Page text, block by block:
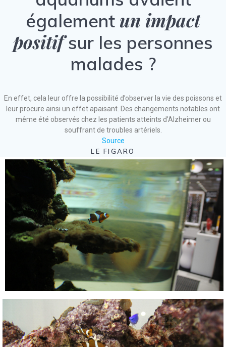
également un impact
positifsur les personnes
malades ?
En effet, cela leur offre la possibilité d’observer la vie des poissons et
leur procure ainsi un effet apaisant. Des changements notables ont
même été observés chez les patients atteints d’Alzheimer ou
souffrant de troubles artériels.
Source
LE FIGARO